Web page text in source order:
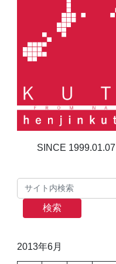
検索
2013年6月